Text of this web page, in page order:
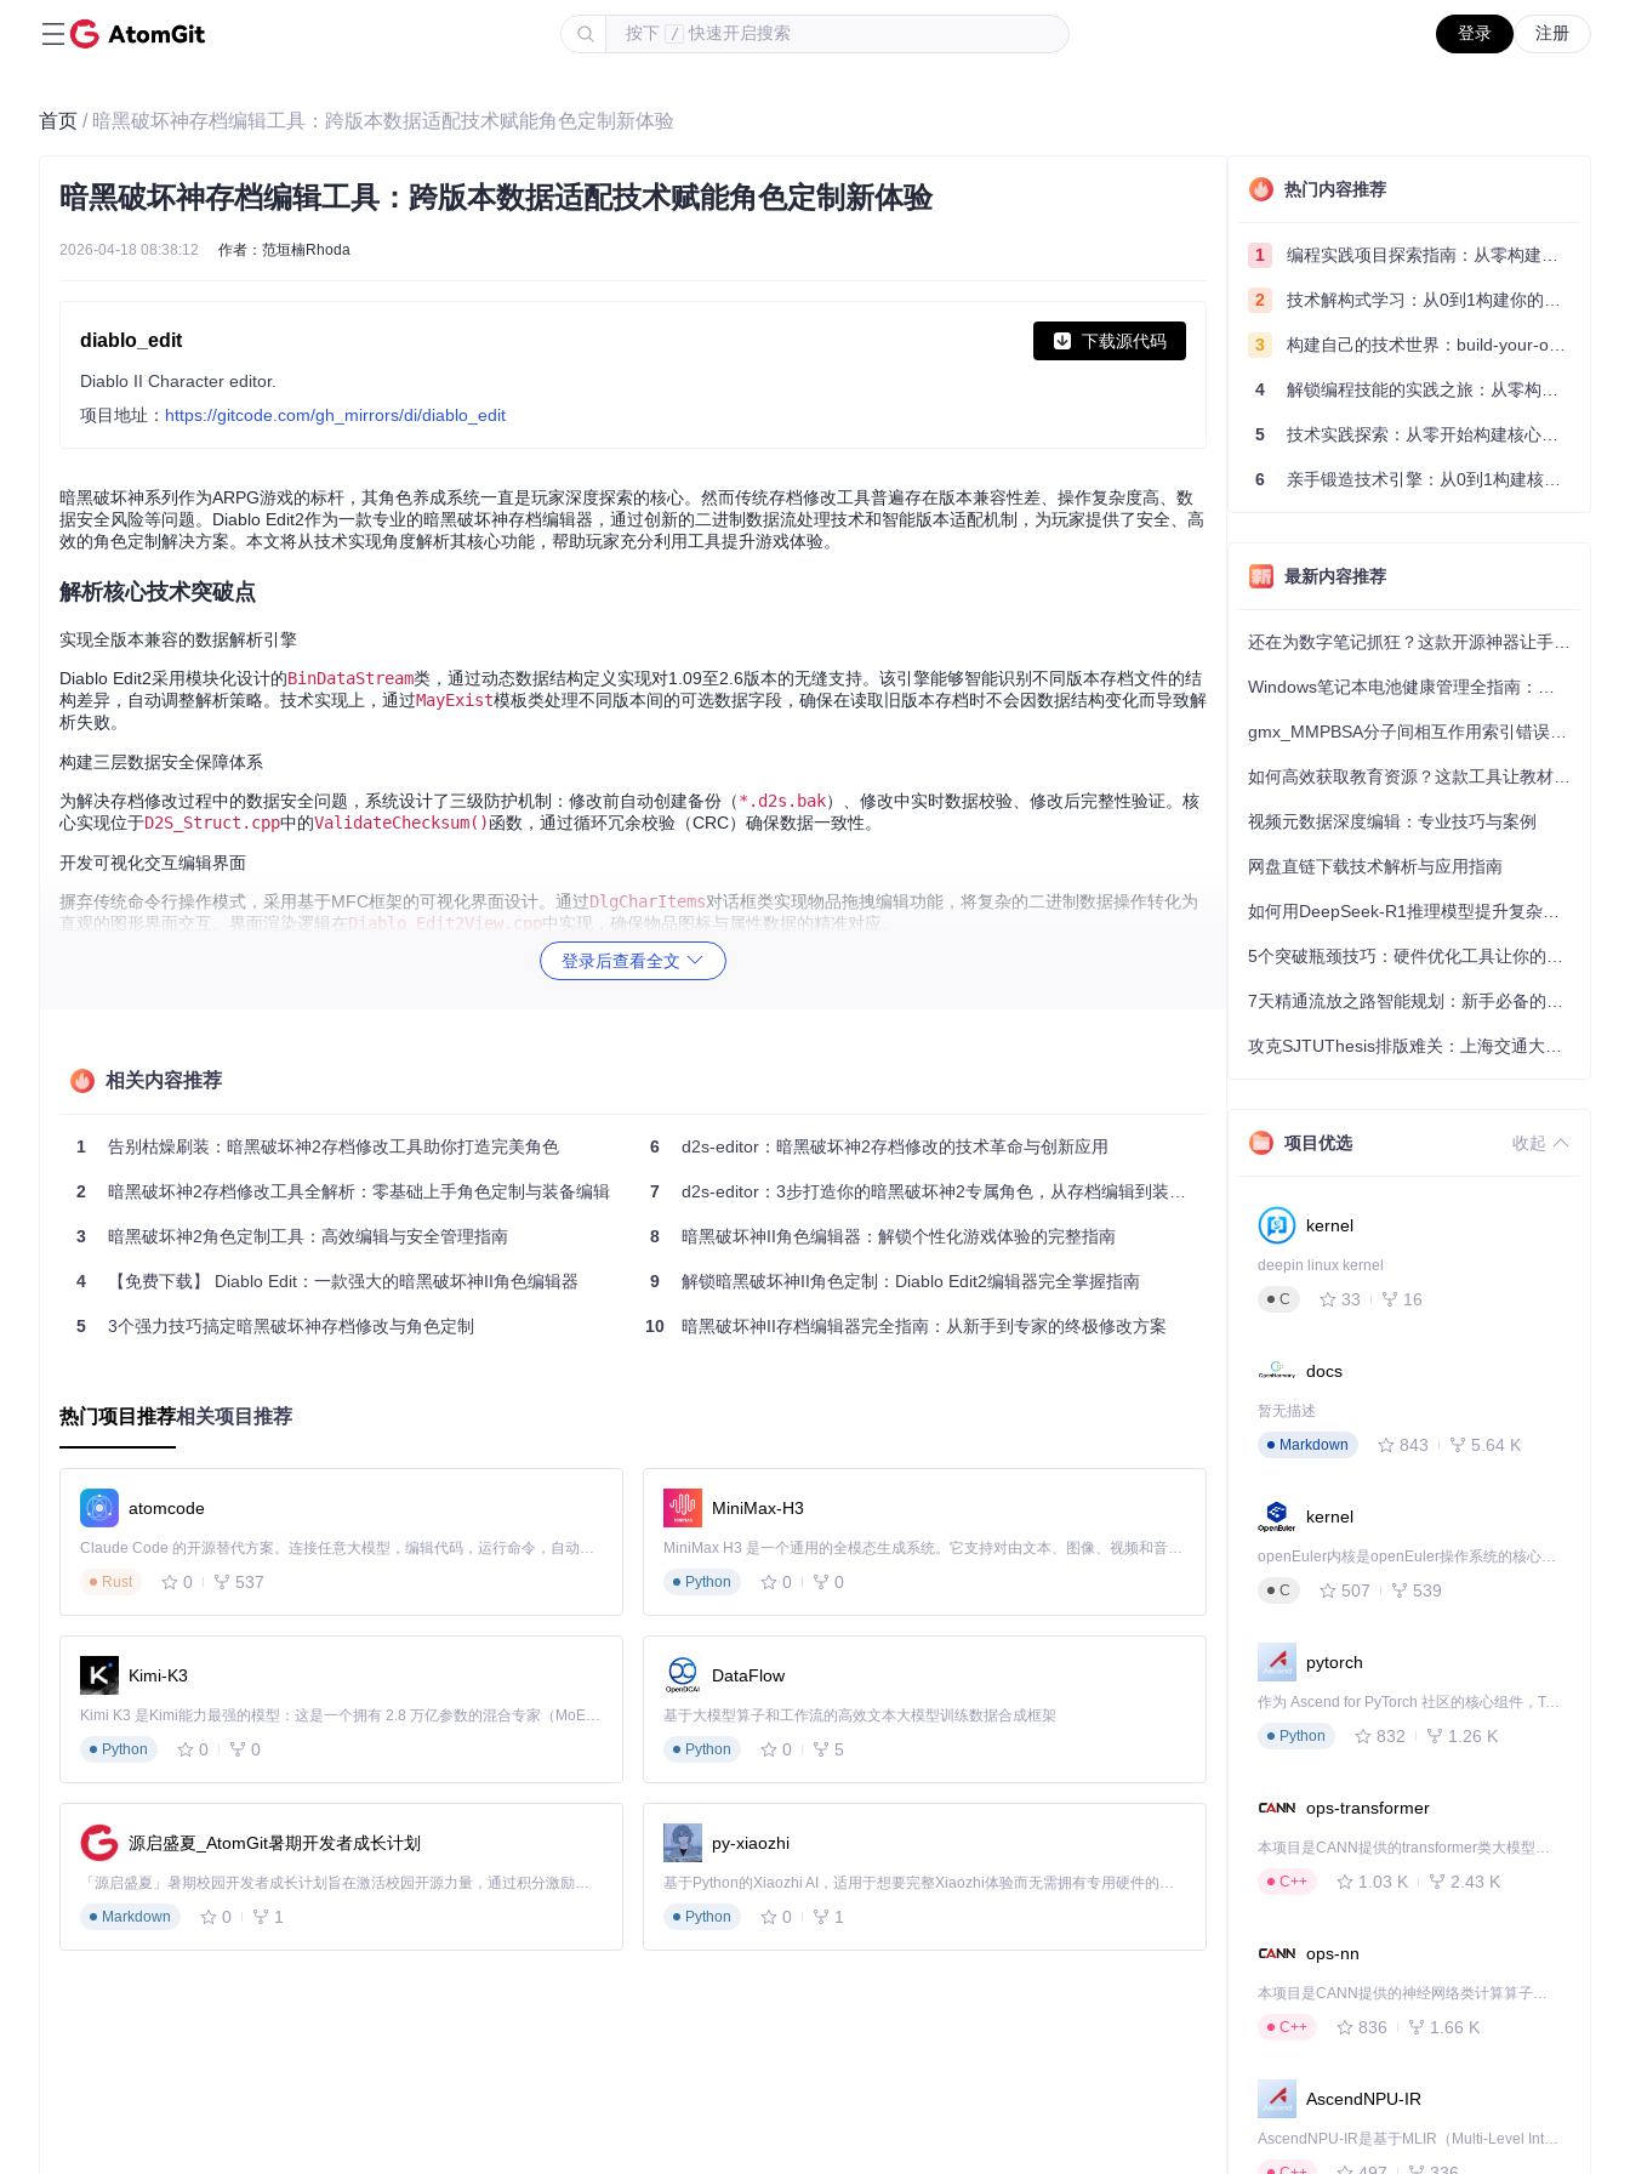
按下 / 快速开启搜索 登录 注册
首页 / 暗黑破坏神存档编辑工具：跨版本数据适配技术赋能角色定制新体验
暗黑破坏神存档编辑工具：跨版本数据适配技术赋能角色定制新体验
2026-04-18 08:38:12 作者：范垣楠Rhoda
diablo_edit 下载源代码
Diablo II Character editor.
项目地址： https://gitcode.com/gh_mirrors/di/diablo_edit
暗黑破坏神系列作为ARPG游戏的标杆，其角色养成系统一直是玩家深度探索的核心。然而传统存档修改工具普遍存在版本兼容性差、操作复杂度高、数
据安全风险等问题。Diablo Edit2作为一款专业的暗黑破坏神存档编辑器，通过创新的二进制数据流处理技术和智能版本适配机制，为玩家提供了安全、高
效的角色定制解决方案。本文将从技术实现角度解析其核心功能，帮助玩家充分利用工具提升游戏体验。
解析核心技术突破点
实现全版本兼容的数据解析引擎
Diablo Edit2采用模块化设计的BinDataStream类，通过动态数据结构定义实现对1.09至2.6版本的无缝支持。该引擎能够智能识别不同版本存档文件的结
构差异，自动调整解析策略。技术实现上，通过MayExist模板类处理不同版本间的可选数据字段，确保在读取旧版本存档时不会因数据结构变化而导致解
析失败。
构建三层数据安全保障体系
为解决存档修改过程中的数据安全问题，系统设计了三级防护机制：修改前自动创建备份（*.d2s.bak）、修改中实时数据校验、修改后完整性验证。核
心实现位于D2S_Struct.cpp中的ValidateChecksum()函数，通过循环冗余校验（CRC）确保数据一致性。
开发可视化交互编辑界面
摒弃传统命令行操作模式，采用基于MFC框架的可视化界面设计。通过DlgCharItems对话框类实现物品拖拽编辑功能，将复杂的二进制数据操作转化为
直观的图形界面交互。界面渲染逻辑在Diablo Edit2View.cpp中实现，确保物品图标与属性数据的精准对应。
git clone
# 解决方案路径：暗黑II.sln
基础属性配置
启动程序后通过"文件→打开"导航至Save目录
在 DlgCharBasicInfo对话框中设置初始属性值
核心技能解锁
切换至技能标签页（
根据职业特性勾选核心技能
设置技能等级（建议控制在合理游戏进度范围内）
基础装备配置
打开物品编辑面板（DlgCharItems
高级物品生成
从模板库选择目标装备类型
配置物品孔数与镶嵌符文组合
魔法属性定制
在属性编辑区域添加自定义魔法属性
设置合理的属性数值范围（参考游戏内平衡值）
启用套装属性自动验证功能
登录后查看全文
相关内容推荐
1 告别枯燥刷装：暗黑破坏神2存档修改工具助你打造完美角色
2 暗黑破坏神2存档修改工具全解析：零基础上手角色定制与装备编辑
3 暗黑破坏神2角色定制工具：高效编辑与安全管理指南
4 【免费下载】 Diablo Edit：一款强大的暗黑破坏神II角色编辑器
5 3个强力技巧搞定暗黑破坏神存档修改与角色定制
6 d2s-editor：暗黑破坏神2存档修改的技术革命与创新应用
7 d2s-editor：3步打造你的暗黑破坏神2专属角色，从存档编辑到装备定制全攻略
8 暗黑破坏神II角色编辑器：解锁个性化游戏体验的完整指南
9 解锁暗黑破坏神II角色定制：Diablo Edit2编辑器完全掌握指南
10 暗黑破坏神II存档编辑器完全指南：从新手到专家的终极修改方案
热门项目推荐相关项目推荐
atomcode
Claude Code 的开源替代方案。连接任意大模型，编辑代码，运行命令，自动验证 — 全自动执行。用 Rust 构建，极致性能。 ｜ An open-source alternative to Claude Code. Connect any LLM, edit code, run commands, and verify changes — autonomously. Built in Rust for speed. Get Started
Rust
0 537
MiniMax-H3
MiniMax H3 是一个通用的全模态生成系统。它支持对由文本、图像、视频和音频组成的多模态上下文进行统一理解，并能生成分辨率高达 2K、时长可达 15 秒的带原生立体声音频的视频。得益于面向任务泛化的系统设计，H3 在预训练阶段就已具备广泛的多模态上下文理解与生成能力，能够出色地执行复杂的多模态指令。
Python
0 0
Kimi-K3
Kimi K3 是Kimi能力最强的模型：这是一个拥有 2.8 万亿参数的混合专家（MoE）模型，具备原生视觉理解能力，并支持 100 万 token 的上下文窗口。
Python
0 0
DataFlow
基于大模型算子和工作流的高效文本大模型训练数据合成框架
Python
0 5
源启盛夏_AtomGit暑期开发者成长计划
「源启盛夏」暑期校园开发者成长计划旨在激活校园开源力量，通过积分激励、认证扶持、资源倾斜等形式，引导高校组织和开发者完成「入驻 — 建项目 — 做贡献 — 获认证 — 得资源」的完整闭环。无论你是想带领社团入驻平台的组织者，还是希望用代码贡献证明自己的开发者，都能在这里找到属于你的成长路径。
Markdown
0 1
py-xiaozhi
基于Python的Xiaozhi AI，适用于想要完整Xiaozhi体验而无需拥有专用硬件的用户。
Python
0 1
热门内容推荐
1 编程实践项目探索指南：从零构建技术能力体系
2 技术解构式学习：从0到1构建你的编程知识体系
3 构建自己的技术世界：build-your-own-x项目的实践探索指南
4 解锁编程技能的实践之旅：从零构建你的技术世界
5 技术实践探索：从零开始构建核心系统的实践指南
6 亲手锻造技术引擎：从0到1构建核心系统的实践指南
最新内容推荐
视频元数据深度编辑：专业技巧与案例
网盘直链下载技术解析与应用指南
项目优选 收起
kernel
deepin linux kernel
C
33 16
docs
暂无描述
Markdown
843 5.64 K
kernel
openEuler内核是openEuler操作系统的核心，既是系统性能与稳定性的基石，也是连接处理器、设备与服务的桥梁。
C
507 539
pytorch
作为 Ascend for PyTorch 社区的核心组件，TorchNPU 是昇腾专为 PyTorch 打造的深度学习适配插件，使 PyTorch 框架能够直接调用昇腾 NPU，为开发者提供昇腾 AI 处理器的超强算力。
Python
832 1.26 K
ops-transformer
本项目是CANN提供的transformer类大模型算子库，实现网络在NPU上加速计算。
C++
1.03 K 2.43 K
ops-nn
本项目是CANN提供的神经网络类计算算子库，实现网络在NPU上加速计算。
C++
836 1.66 K
AscendNPU-IR
AscendNPU-IR是基于MLIR（Multi-Level Intermediate Representation）构建的，面向昇腾亲和算子编译时使用的中间表示，提供昇腾完备表达能力，通过编译优化提升昇腾AI处理器计算效率，支持通过生态框架使能昇腾AI处理器与深度调优